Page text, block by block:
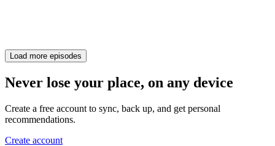
Load more episodes
Never lose your place, on any device
Create a free account to sync, back up, and get personal
recommendations.
Create account